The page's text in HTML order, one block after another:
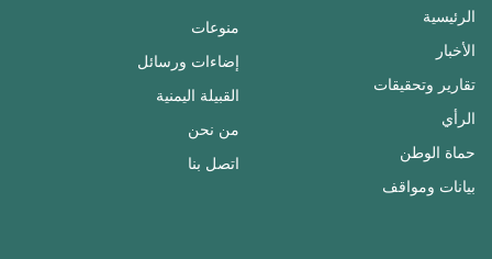
الرئيسية
الأخبار
تقارير وتحقيقات
الرأي
حماة الوطن
بيانات ومواقف
منوعات
إضاءات ورسائل
القبيلة اليمنية
من نحن
اتصل بنا